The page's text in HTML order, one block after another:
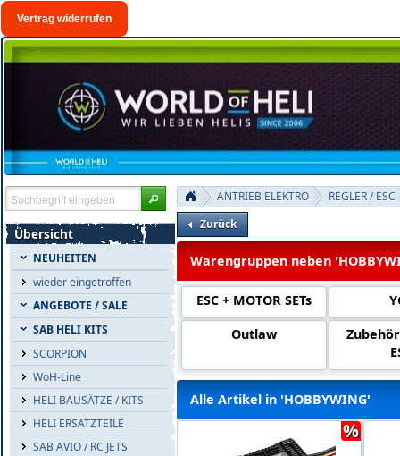
Vertrag widerrufen
Übersicht
NEUHEITEN
wieder eingetroffen
ANGEBOTE / SALE
SAB HELI KITS
SCORPION
WoH-Line
HELI BAUSÄTZE / KITS
HELI ERSATZTEILE
SAB AVIO / RC JETS
ANTRIEB ELEKTRO
REGLER / ESC
Zurück
Warengruppen neben
ESC + MOTOR SETs
Outlaw
Alle Artikel in 'HOBBYWING'
%